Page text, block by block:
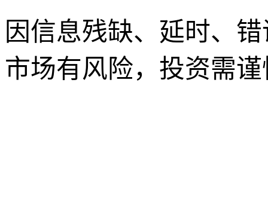
因信息残缺、延时、
市场有风险，投资需